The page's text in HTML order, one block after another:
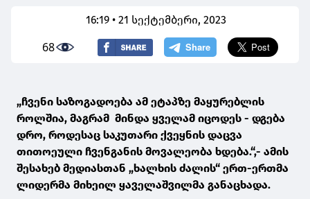
16:19 • 21 სექტემბერი, 2023
68
„ჩვენი საზოგადოება ამ ეტაპზე მაყურებლის
როლშია, მაგრამ მინდა ყველამ იცოდეს - დგება
დრო, როდესაც საკუთარი ქვეყნის დაცვა
თითოეული ჩვენგანის მოვალეობა ხდება.“,- ამის
შესახებ მედიასთან „ხალხის ძალის“ ერთ-ერთმა
ლიდერმა მიხეილ ყაველაშვილმა განაცხადა.